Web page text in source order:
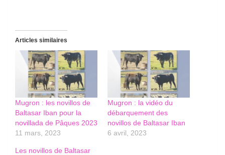
Articles similaires
Mugron : les novillos de
Baltasar Iban pour la
novillada de Pâques 2023
11 mars, 2023
Mugron : la vidéo du
débarquement des
novillos de Baltasar Iban
6 avril, 2023
Les novillos de Baltasar